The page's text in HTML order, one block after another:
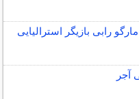
رابی بازیگر استرالیایی
آجر